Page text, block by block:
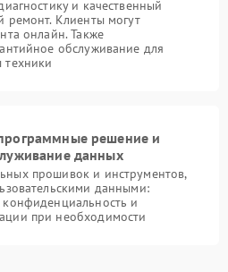
и качественный
ремонт. Клиенты могут
онлайн. Также
обслуживание для
техники
решение и
данных
прошивок и инструментов,
данными:
и
при необходимости